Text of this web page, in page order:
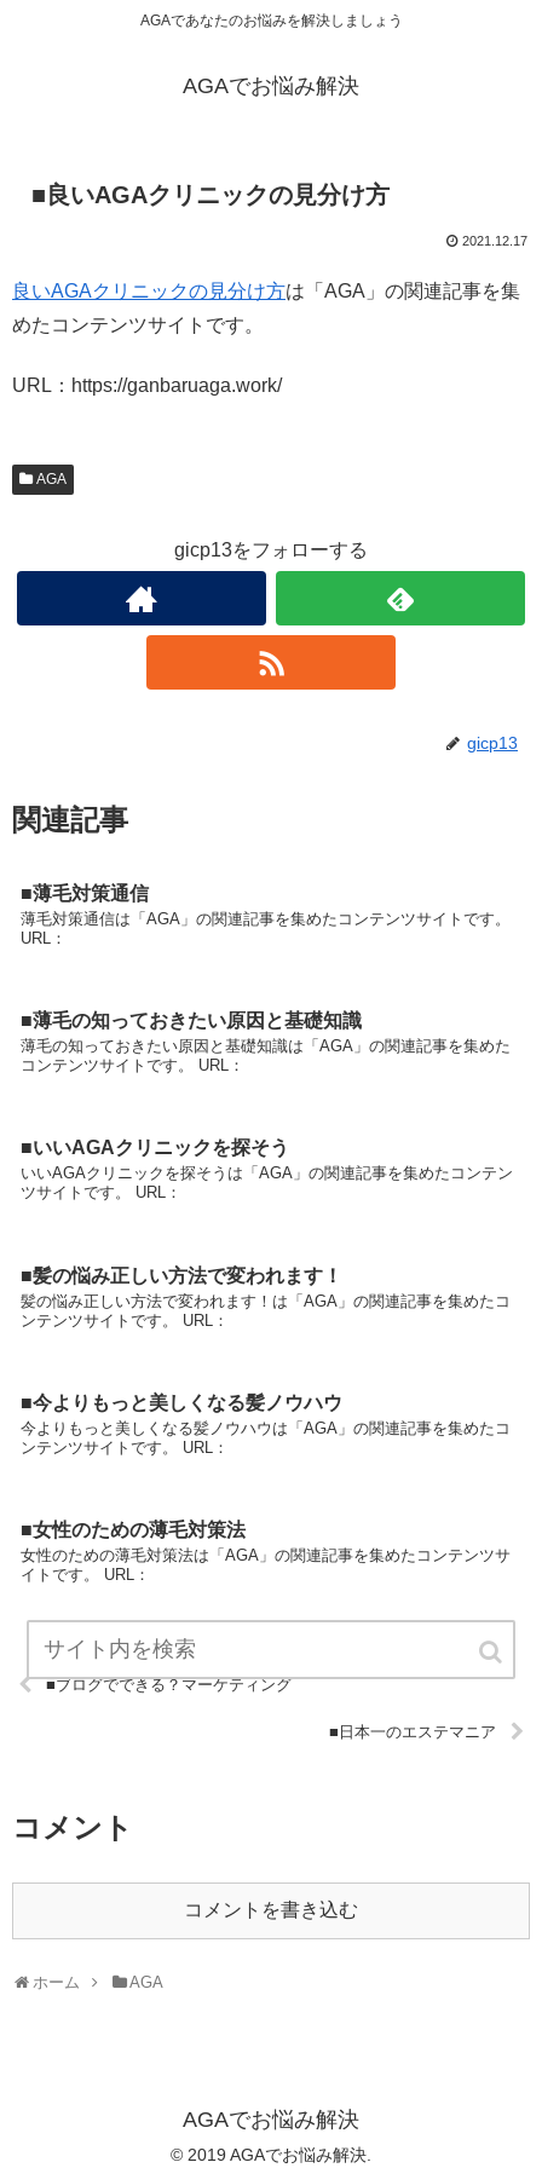
AGAであなたのお悩みを解決しましょう
AGAでお悩み解決
■良いAGAクリニックの見分け方
2021.12.17
良いAGAクリニックの見分け方は「AGA」の関連記事を集
めたコンテンツサイトです。
URL：https://ganbaruaga.work/
AGA
gicp13をフォローする
gicp13
関連記事
■薄毛対策通信
薄毛対策通信は「AGA」の関連記事を集めたコンテンツサイトです。
URL：
■薄毛の知っておきたい原因と基礎知識
薄毛の知っておきたい原因と基礎知識は「AGA」の関連記事を集めた
コンテンツサイトです。 URL：
■いいAGAクリニックを探そう
いいAGAクリニックを探そうは「AGA」の関連記事を集めたコンテン
ツサイトです。 URL：
■髪の悩み正しい方法で変われます！
髪の悩み正しい方法で変われます！は「AGA」の関連記事を集めたコ
ンテンツサイトです。 URL：
■今よりもっと美しくなる髪ノウハウ
今よりもっと美しくなる髪ノウハウは「AGA」の関連記事を集めたコ
ンテンツサイトです。 URL：
■女性のための薄毛対策法
女性のための薄毛対策法は「AGA」の関連記事を集めたコンテンツサ
イトです。 URL：
■ブログでできる？マーケティング
■日本一のエステマニア
コメント
コメントを書き込む
ホーム AGA
AGAでお悩み解決
© 2019 AGAでお悩み解決.